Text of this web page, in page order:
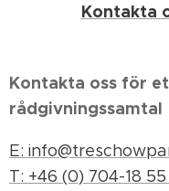
Kontakta
Kontakta oss för
rådgivningssamtal
E:
T: +46 (0) 704-18